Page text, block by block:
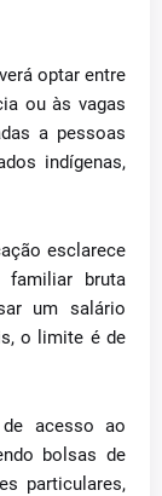
optar entre
ou às vagas
a pessoas
indígenas,
esclarece
familiar bruta
um salário
o limite é de
acesso ao
bolsas de
particulares,